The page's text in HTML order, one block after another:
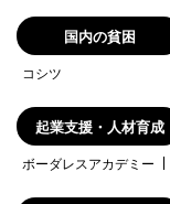
国内の貧困
コシツ
起業支援・人材育成
ボーダレスアカデミー